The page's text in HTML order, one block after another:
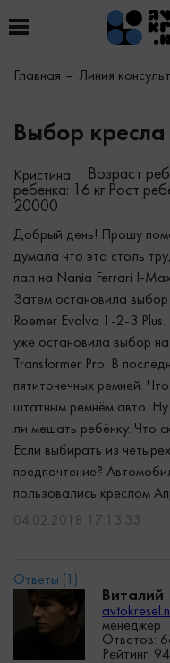
Главная Линия
Выбор кресла
Кристина Возраст
ребенка: 16 кг Рост
20000
Добрый день! Прошу
думала что это столь
пал на Nania Ferrari I-
Затем остановила выбор
Roemer Evolva 1-2-3
уже остановила выбор
Transformer Prо. В
пятиточечных ремней.
штатным ремнём авто.
ли мешать ребёнку. Что
Если выбирать из
предпочтение?
пользовались креслом
04.02.2018 17:13:33
Виталий
менеджер
Ответов:
Рейтинг: